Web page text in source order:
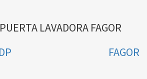
LAVADORA FAGOR
FAGOR